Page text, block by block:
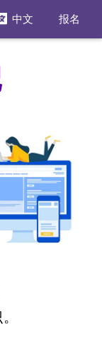
中文 报名